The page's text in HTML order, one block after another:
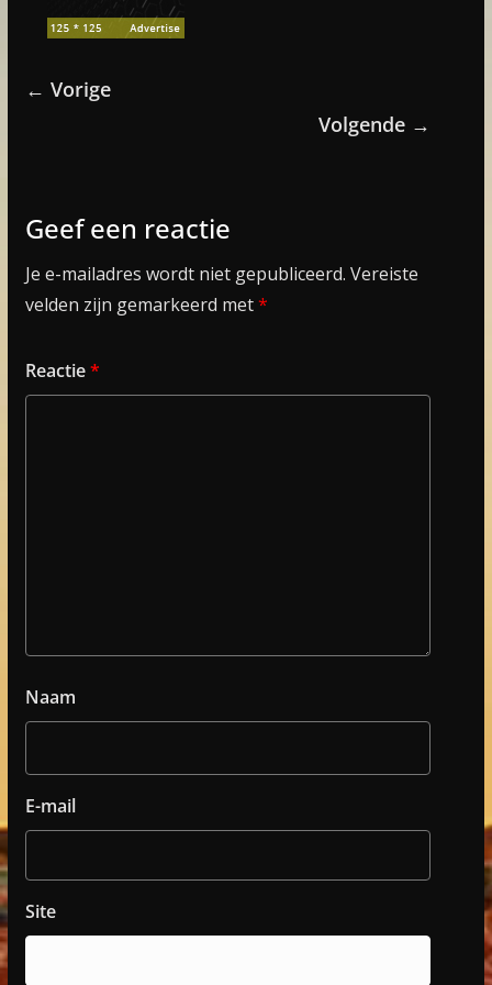
← Vorige
Volgende →
Geef een reactie
Je e-mailadres wordt niet gepubliceerd. Vereiste
velden zijn gemarkeerd met*
Reactie*
Naam
E-mail
Site